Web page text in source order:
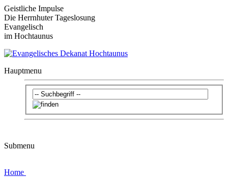
Geistliche Impulse
Die Herrnhuter Tageslosung
Evangelisch
im Hochtaunus
Hauptmenu
Submenu
Home